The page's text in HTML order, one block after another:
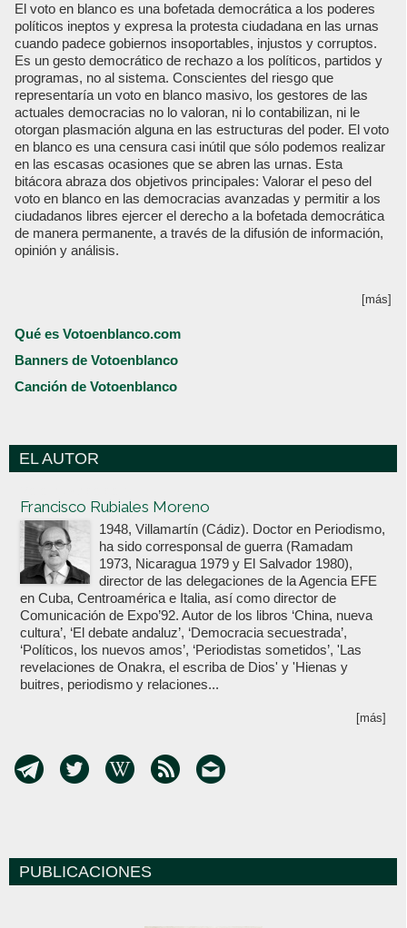
El voto en blanco es una bofetada democrática a los poderes
políticos ineptos y expresa la protesta ciudadana en las urnas
cuando padece gobiernos insoportables, injustos y corruptos.
Es un gesto democrático de rechazo a los políticos, partidos y
programas, no al sistema. Conscientes del riesgo que
representaría un voto en blanco masivo, los gestores de las
actuales democracias no lo valoran, ni lo contabilizan, ni le
otorgan plasmación alguna en las estructuras del poder. El voto
en blanco es una censura casi inútil que sólo podemos realizar
en las escasas ocasiones que se abren las urnas. Esta
bitácora abraza dos objetivos principales: Valorar el peso del
voto en blanco en las democracias avanzadas y permitir a los
ciudadanos libres ejercer el derecho a la bofetada democrática
de manera permanente, a través de la difusión de información,
opinión y análisis.
[más]
Qué es Votoenblanco.com
Banners de Votoenblanco
Canción de Votoenblanco
EL AUTOR
Francisco Rubiales Moreno
1948, Villamartín (Cádiz). Doctor en Periodismo,
ha sido corresponsal de guerra (Ramadam
1973, Nicaragua 1979 y El Salvador 1980),
director de las delegaciones de la Agencia EFE
en Cuba, Centroamérica e Italia, así como director de
Comunicación de Expo’92. Autor de los libros ‘China, nueva
cultura’, ‘El debate andaluz’, ‘Democracia secuestrada’,
‘Políticos, los nuevos amos’, ‘Periodistas sometidos’, 'Las
revelaciones de Onakra, el escriba de Dios' y 'Hienas y
buitres, periodismo y relaciones...
[más]
PUBLICACIONES